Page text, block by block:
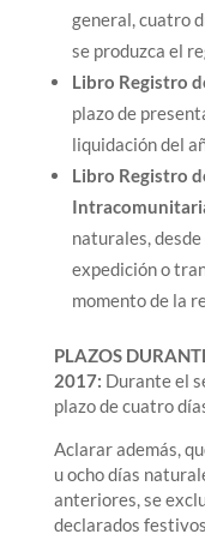
general, cuatro
se produzca el
Libro Registro
plazo de
liquidación del
Libro Registro
naturales,
expedición o
momento de la
PLAZOS
2017: Durante el
plazo de cuatro
Aclarar además,
u ocho días
anteriores, se
declarados